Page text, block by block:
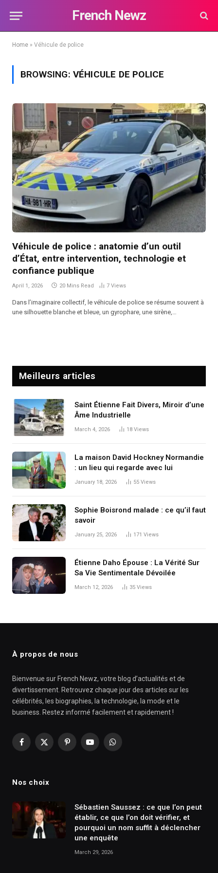
French Newz
Home » Véhicule de police
BROWSING: VÉHICULE DE POLICE
Véhicule de police : anatomie d’un outil
d’État, entre intervention, technologie et
confiance publique
April 1, 2026 20 Mins Read 7 Views
Dans l’imaginaire collectif, le véhicule de police se résume souvent à
une silhouette blanche et bleue, un gyrophare, une sirène,…
Meilleurs articles
Saint Étienne Fait Divers, Miroir d’une
Âme Industrielle
March 4, 2026 18 Views
La maison David Hockney Normandie
: un lieu qui regarde avec lui
January 18, 2026 55 Views
Sophie Boisrond malade : ce qu’il faut
savoir
January 25, 2026 171 Views
Étienne Daho Épouse : La Vérité Sur
Sa Vie Sentimentale Dévoilée
March 12, 2026 35 Views
À propos de nous
Bienvenue sur French Newz, votre blog d’actualités et de
divertissement. Retrouvez chaque jour des articles sur les
célébrités, les biographies, la technologie, la mode et le
business. Restez informé facilement et rapidement !
Facebook
X
PinterestYouTubeWhatsApp
Nos choix
Sébastien Saussez : ce que l’on peut
établir, ce que l’on doit vérifier, et
pourquoi un nom suffit à déclencher
une enquête
March 29, 2026